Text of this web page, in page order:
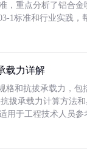
，重点分析了铝合
1标准和行业实践，
载力详解
格和抗拔承载力，
拔承载力计算方法
用于工程技术人员参